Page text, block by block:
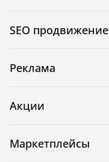
SEO продвижение
Реклама
Акции
Маркетплейсы